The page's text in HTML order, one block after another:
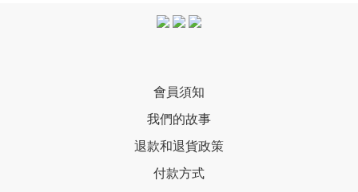
會員須知
我們的故事
退款和退貨政策
付款方式